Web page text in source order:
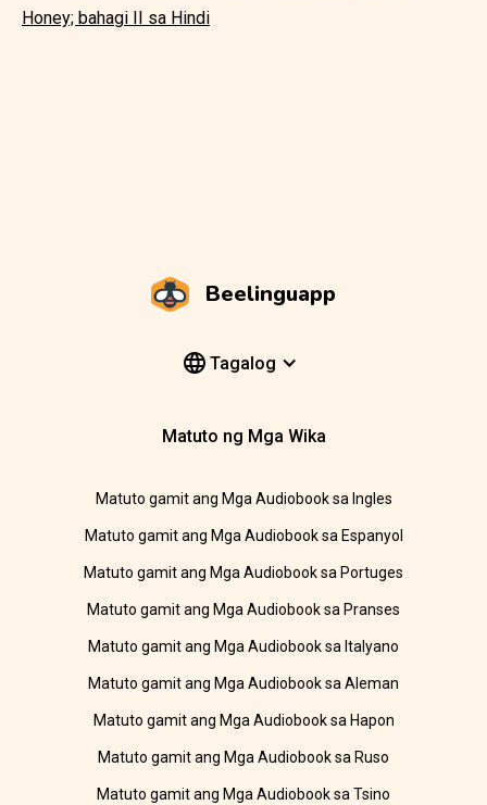
Honey; bahagi II sa Hindi
Beelinguapp
Tagalog
Matuto ng Mga Wika
Matuto gamit ang Mga Audiobook sa Ingles
Matuto gamit ang Mga Audiobook sa Espanyol
Matuto gamit ang Mga Audiobook sa Portuges
Matuto gamit ang Mga Audiobook sa Pranses
Matuto gamit ang Mga Audiobook sa Italyano
Matuto gamit ang Mga Audiobook sa Aleman
Matuto gamit ang Mga Audiobook sa Hapon
Matuto gamit ang Mga Audiobook sa Ruso
Matuto gamit ang Mga Audiobook sa Tsino